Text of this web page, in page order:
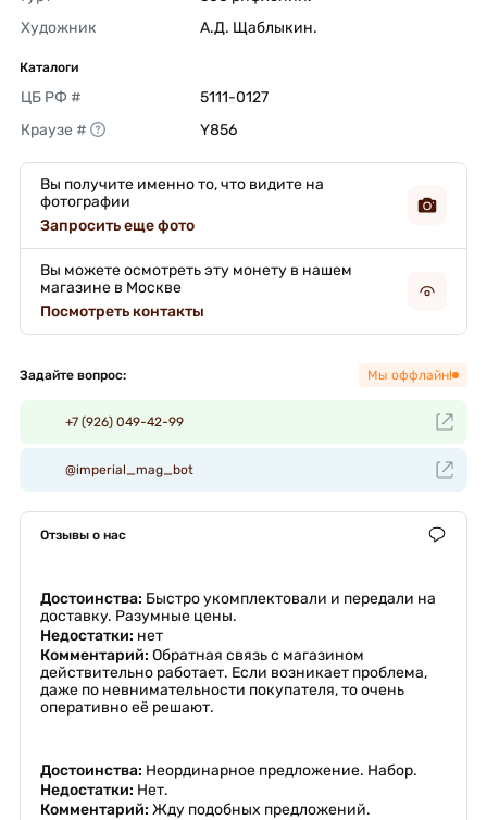
Художник
А.Д. Щаблыкин.
Каталоги
ЦБ РФ #
5111-0127
Краузе #
Y856
Вы получите именно то, что видите на
фотографии
Запросить еще фото
Вы можете осмотреть эту монету в нашем
магазине в Москве
Посмотреть контакты
Задайте вопрос: Мы оффлайн!
+7 (926) 049-42-99
@imperial_mag_bot
Отзывы о нас
Достоинства: Быстро укомплектовали и передали на
доставку. Разумные цены.
Недостатки: нет
Комментарий: Обратная связь с магазином
действительно работает. Если возникает проблема,
даже по невнимательности покупателя, то очень
оперативно её решают.
Достоинства: Неординарное предложение. Набор.
Недостатки: Нет.
Комментарий: Жду подобных предложений.